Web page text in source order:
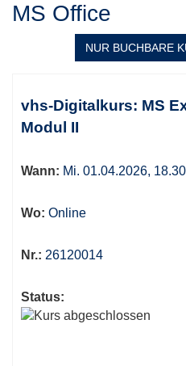
MS Office
NUR BUCHBARE
Tabellenüberschriften
sortiert
vhs-Digitalkurs: MS
Modul II
Wann: Mi. 01.04.2026,
Wo: Online
Nr.: 26120014
Status: